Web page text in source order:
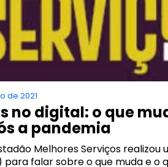
de 2021
no digital: o que
a pandemia
Melhores Serviços realizou
para falar sobre o que muda e o